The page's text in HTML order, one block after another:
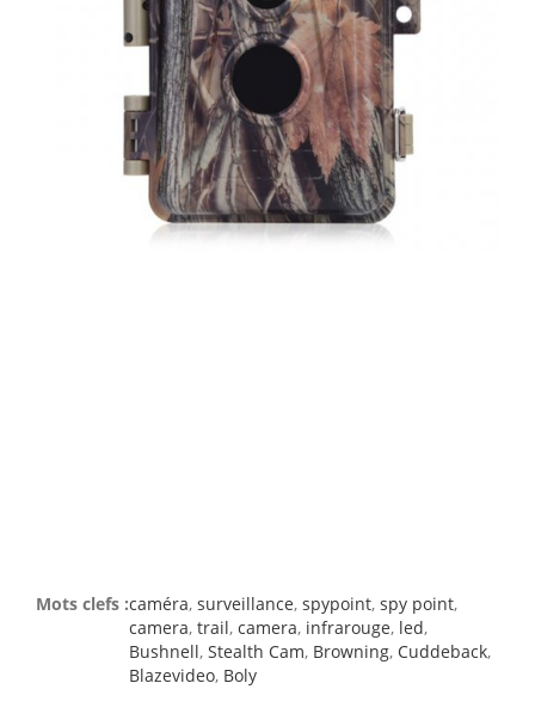
Mots clefs :caméra, surveillance, spypoint, spy point,
camera, trail, camera, infrarouge, led,
Bushnell, Stealth Cam, Browning, Cuddeback,
Blazevideo, Boly